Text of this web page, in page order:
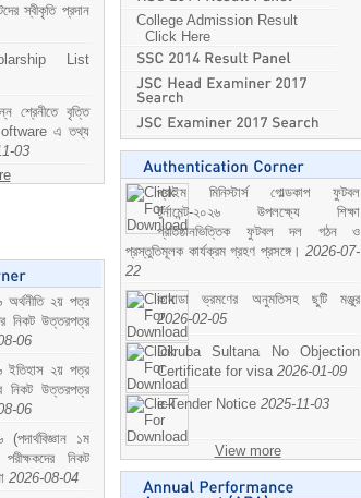
স্বীকৃতি প্রদান
List
শ্রেনীতে বৃত্তি
এ তথ্য
03
অর্থনীতি ২য় পত্র
নিকট উত্তরপত্র
06
ইতিহাস ২য় পত্র
নিকট উত্তরপত্র
06
১ম
নিকট
2026-08-04
College Admission Result
Click Here
প্রাইম মিনিস্টার্স গোল্ডকাপ ফুটবল
টুর্নামেন্ট-২০২৬ উপলক্ষ্যে শিক্ষা
প্রতিষ্ঠানভিত্তিক ফুটবল দল গঠন ও
প্রস্তুতিমূলক কার্যক্রম গ্রহণ প্রসঙ্গে। 2026-07-
22
কানাডা ভ্রমণের অনুমতিসহ ছুটি মঞ্জুর
2026-02-05
Dilruba Sultana No Objection
Certificate for visa 2026-01-09
e-Tender Notice 2025-11-03
View more